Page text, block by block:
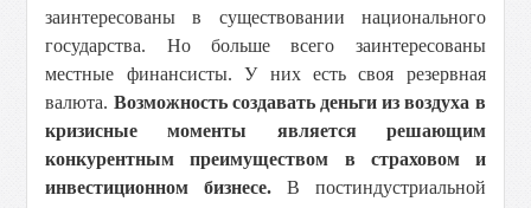
заинтересованы в существовании национального
государства. Но больше всего заинтересованы
местные финансисты. У них есть своя резервная
валюта. Возможность создавать деньги из воздуха в
кризисные моменты является решающим
конкурентным преимуществом в страховом и
инвестиционном бизнесе. В постиндустриальной